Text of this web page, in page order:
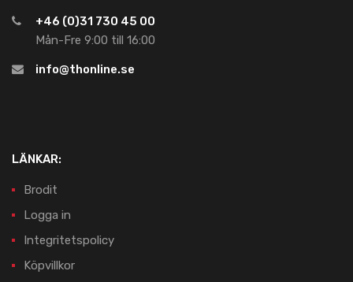
+46 (0)31 730 45 00
Mån-Fre 9:00 till 16:00
info@thonline.se
LÄNKAR:
Brodit
Logga in
Integritetspolicy
Köpvillkor